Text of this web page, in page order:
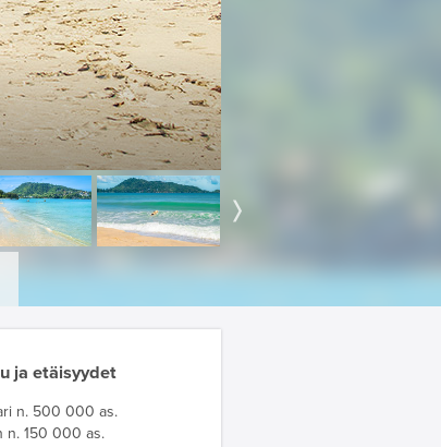
ja etäisyydet
n. 500 000 as.
n. 150 000 as.